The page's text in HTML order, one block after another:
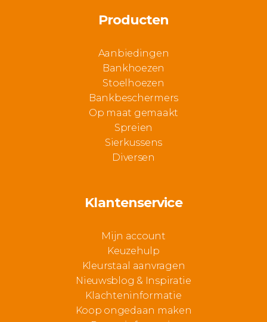
Producten
Aanbiedingen
Bankhoezen
Stoelhoezen
Bankbeschermers
Op maat gemaakt
Spreien
Sierkussens
Diversen
Klantenservice
Mijn account
Keuzehulp
Kleurstaal aanvragen
Nieuwsblog & Inspiratie
Klachteninformatie
Koop ongedaan maken